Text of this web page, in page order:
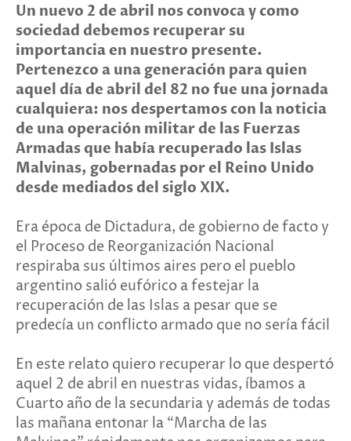
Un nuevo 2 de abril nos convoca y como
sociedad debemos recuperar su
importancia en nuestro presente.
Pertenezco a una generación para quien
aquel día de abril del 82 no fue una jornada
cualquiera: nos despertamos con la noticia
de una operación militar de las Fuerzas
Armadas que había recuperado las Islas
Malvinas, gobernadas por el Reino Unido
desde mediados del siglo XIX.
Era época de Dictadura, de gobierno de facto y
el Proceso de Reorganización Nacional
respiraba sus últimos aires pero el pueblo
argentino salió eufórico a festejar la
recuperación de las Islas a pesar que se
predecía un conflicto armado que no sería fácil
En este relato quiero recuperar lo que despertó
aquel 2 de abril en nuestras vidas, íbamos a
Cuarto año de la secundaria y además de todas
las mañana entonar la “Marcha de las